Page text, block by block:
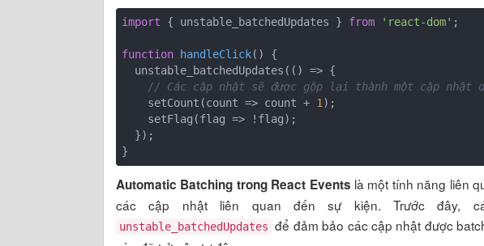
import { unstable_batchedUpdates } from 'react-dom' ;
function handleClick( ) {
  unstable_batchedUpdates(
() => {
// Các cập nhật sẽ được gộp lại thành một cập nhật
    setCount(
count => count + 1);
    setFlag(
flag => !flag);
}
Automatic Batching trong React Events là một tính năng liên
các cập nhật liên quan đến sự kiện. Trước đây,
unstable_batchedUpdates để đảm bảo các cập nhật được